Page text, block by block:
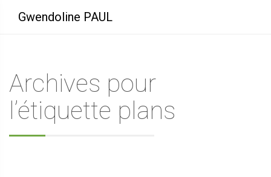
Gwendoline PAUL
Archives pour
l’étiquette plans